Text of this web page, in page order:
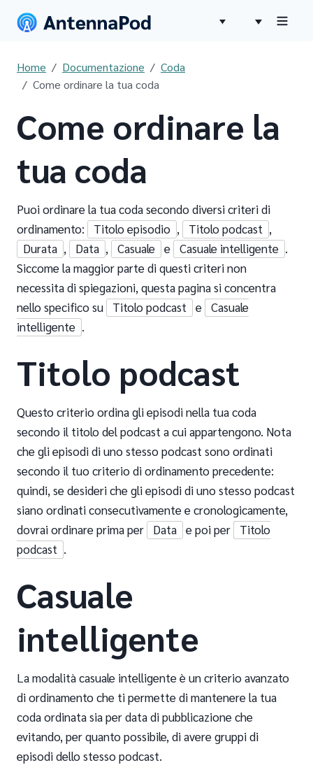
Home Documentazione
Coda
Come ordinare la tua coda
Come ordinare la
tua coda
Puoi ordinare la tua coda secondo diversi criteri di
ordinamento:
Titolo episodio , Titolo podcast ,
Durata , Data , Casuale e Casuale intelligente .
Siccome la maggior parte di questi criteri non
necessita di spiegazioni, questa pagina si concentra
nello specifico su
Titolo podcast e Casuale
intelligente .
Titolo podcast
Questo criterio ordina gli episodi nella tua coda
secondo il titolo del podcast a cui appartengono. Nota
che gli episodi di uno stesso podcast sono ordinati
secondo il tuo criterio di ordinamento precedente:
quindi, se desideri che gli episodi di uno stesso podcast
siano ordinati consecutivamente e cronologicamente,
dovrai ordinare prima per
Data e poi per
Titolo
podcast .
Casuale
intelligente
La modalità casuale intelligente è un criterio avanzato
di ordinamento che ti permette di mantenere la tua
coda ordinata sia per data di pubblicazione che
evitando, per quanto possibile, di avere gruppi di
episodi dello stesso podcast.